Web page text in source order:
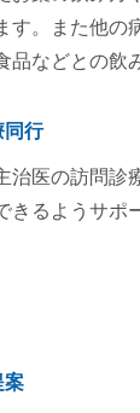
す。また他の
品などとの飲
同行
治医の訪問診
きるようサポ
案